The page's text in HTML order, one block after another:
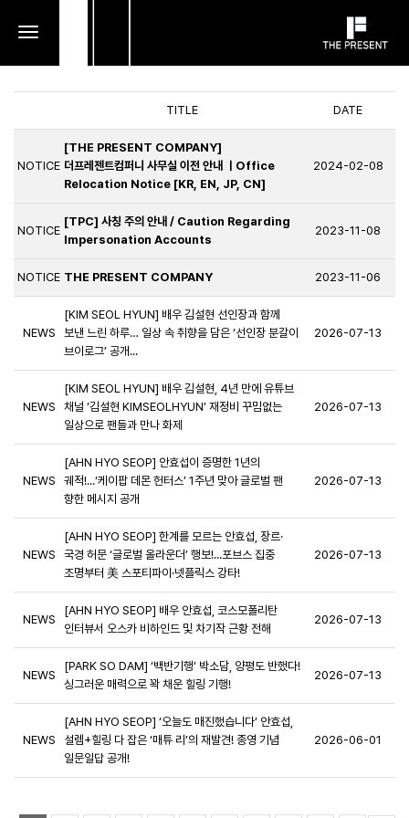
toggle
TITLE DATE
NOTICE
[THE PRESENT COMPANY]
더프레젠트컴퍼니 사무실 이전 안내 ㅣOffice
Relocation Notice [KR, EN, JP, CN]
2024-02-08
NOTICE
[TPC] 사칭 주의 안내 / Caution Regarding
Impersonation Accounts
2023-11-08
NOTICE THE PRESENT COMPANY 2023-11-06
NEWS
[KIM SEOL HYUN] 배우 김설현 선인장과 함께
보낸 느린 하루… 일상 속 취향을 담은 ‘선인장 분갈이
브이로그’ 공개...
2026-07-13
NEWS
[KIM SEOL HYUN] 배우 김설현, 4년 만에 유튜브
채널 ‘김설현 KIMSEOLHYUN’ 재정비 꾸밈없는
일상으로 팬들과 만나 화제
2026-07-13
NEWS
[AHN HYO SEOP] 안효섭이 증명한 1년의
궤적!...‘케이팝 데몬 헌터스’ 1주년 맞아 글로벌 팬
향한 메시지 공개
2026-07-13
NEWS
[AHN HYO SEOP] 한계를 모르는 안효섭, 장르·
국경 허문 ‘글로벌 올라운더’ 행보!...포브스 집중
조명부터 美 스포티파이·넷플릭스 강타!
2026-07-13
NEWS
[AHN HYO SEOP] 배우 안효섭, 코스모폴리탄
인터뷰서 오스카 비하인드 및 차기작 근황 전해
2026-07-13
NEWS
[PARK SO DAM] ‘백반기행’ 박소담, 양평도 반했다!
싱그러운 매력으로 꽉 채운 힐링 기행!
2026-07-13
NEWS
[AHN HYO SEOP] ‘오늘도 매진했습니다’ 안효섭,
설렘+힐링 다 잡은 ‘매튜 리’의 재발견! 종영 기념
일문일답 공개!
2026-06-01